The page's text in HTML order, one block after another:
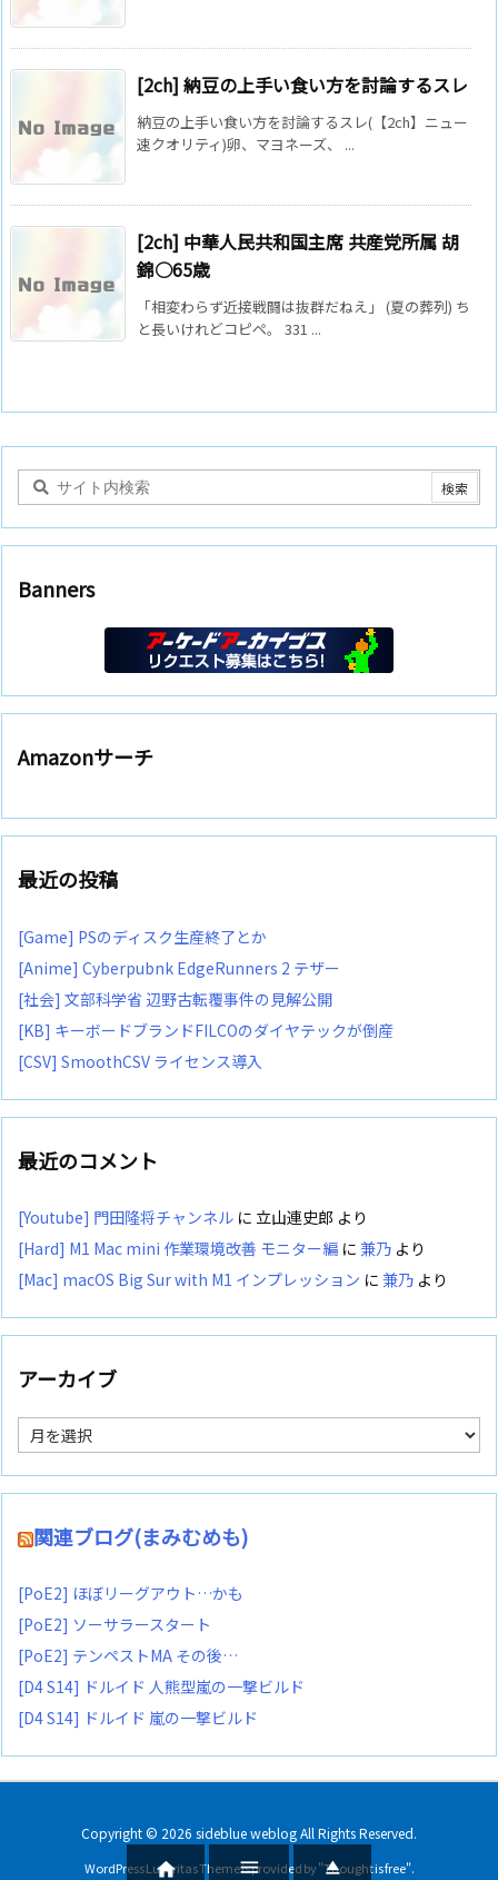
[2ch] 納豆の上手い食い方を討論するスレ
納豆の上手い食い方を討論するスレ(【2ch】ニュー
速クオリティ)卵、マヨネーズ、 ...
[2ch] 中華人民共和国主席 共産党所属 胡
錦○65歳
「相変わらず近接戦闘は抜群だねえ」 (夏の葬列) ち
と長いけれどコピペ。 331 ...
Banners
Amazonサーチ
最近の投稿
[Game] PSのディスク生産終了とか
[Anime] Cyberpubnk EdgeRunners 2 テザー
[社会] 文部科学省 辺野古転覆事件の見解公開
[KB] キーボードブランドFILCOのダイヤテックが倒産
[CSV] SmoothCSV ライセンス導入
最近のコメント
[Youtube] 門田隆将チャンネル に 立山連史郎 より
[Hard] M1 Mac mini 作業環境改善 モニター編 に 兼乃 より
[Mac] macOS Big Sur with M1 インプレッション に 兼乃 より
アーカイブ
ア
ー
カ
イ
関連ブログ(まみむめも)
[PoE2] ほぼリーグアウト…かも
[PoE2] ソーサラースタート
[PoE2] テンペストMA その後…
[D4 S14] ドルイド 人熊型嵐の一撃ビルド
[D4 S14] ドルイド 嵐の一撃ビルド
Copyright © 2026 sideblue weblogAll Rights Reserved.
WordPress Luxeritas Theme is provided by "Thought is free".
  